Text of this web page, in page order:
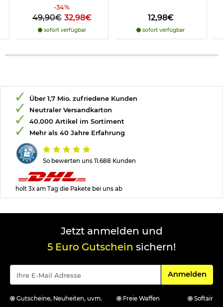
-34%
49,90€ 32,98€
sofort verfügbar
12,98€
sofort verfügbar
So bewerten uns 11.688 Kunden
Über 1,7 Mio. zufriedene Kunden
Neutraler Versandkarton
40.000 Artikel im Sortiment
Mehr als 40 Jahre Erfahrung
holt 3x am Tag die Pakete bei uns ab
Jetzt anmelden und
5 Euro Gutschein sichern!
Für den
Anmelden
Gutscheine, Neuheiten, uvm. Freie Waffen
Softair